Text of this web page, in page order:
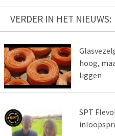
VERDER IN HET NIEUWS:
hoog,
liggen
SPT